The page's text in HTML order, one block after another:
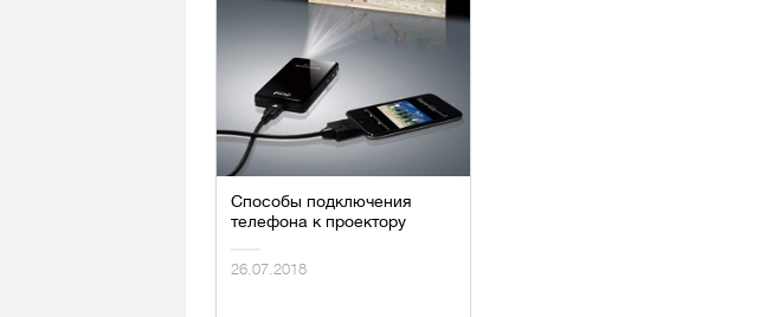
Способы подключения
телефона к проектору
26.07.2018